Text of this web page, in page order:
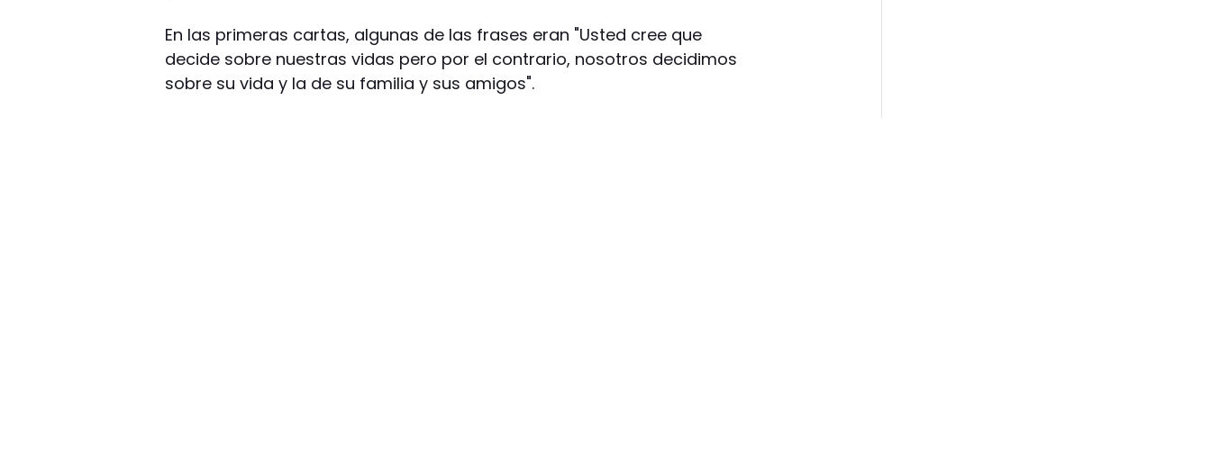
En las primeras cartas, algunas de las frases eran "Usted cree que
decide sobre nuestras vidas pero por el contrario, nosotros decidimos
sobre su vida y la de su familia y sus amigos".